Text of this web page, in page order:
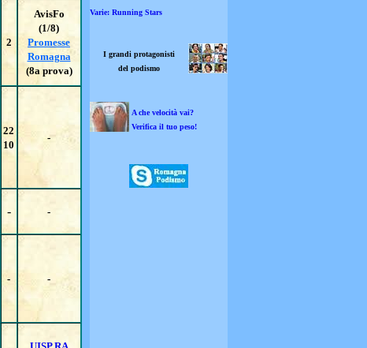
2
AvisFo
(1/8)
Promesse
Romagna
(8a prova)
22
10
-
- -
- -
Varie: Running Stars
I grandi protagonisti
del podismo
A che velocità vai?
Verifica il tuo peso!